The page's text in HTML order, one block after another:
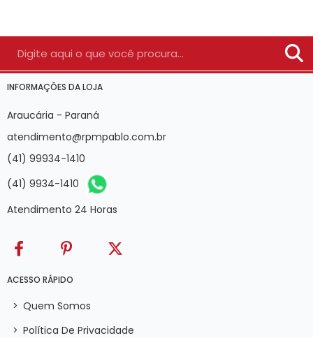
INFORMAÇÕES DA LOJA
Araucária - Paraná
atendimento@rpmpablo.com.br
(41) 99934-1410
(41) 9934-1410
Atendimento 24 Horas
ACESSO RÁPIDO
> Quem Somos
> Política De Privacidade